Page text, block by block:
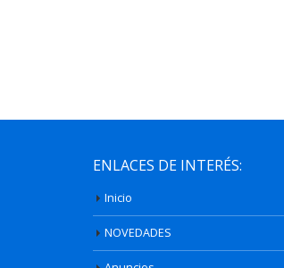
ENLACES DE INTERÉS:
Inicio
NOVEDADES